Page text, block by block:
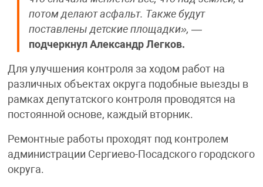
потом делают асфальт. Также будут
поставлены детские площадки», —
подчеркнул Александр Легков.
Для улучшения контроля за ходом работ на
различных объектах округа подобные выезды в
рамках депутатского контроля проводятся на
постоянной основе, каждый вторник.
Ремонтные работы проходят под контролем
администрации Сергиево-Посадского городского
округа.